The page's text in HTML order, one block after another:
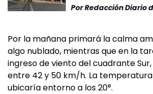
PorRedacción Diario
Por la mañana primará la calma
algo nublado, mientras que en la
ingreso de viento del cuadrante
entre 42 y 50 km/h. La
ubicaría entorno a los 20°.